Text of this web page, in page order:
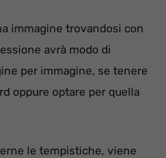
immagine trovandosi con
avrà modo di
per immagine, se tenere
oppure optare per quella
le tempistiche, viene